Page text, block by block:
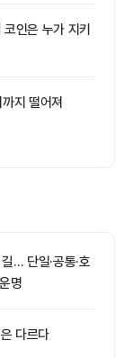
인은 누가 지키
지 떨어져
… 단일·공통·호
명
다르다